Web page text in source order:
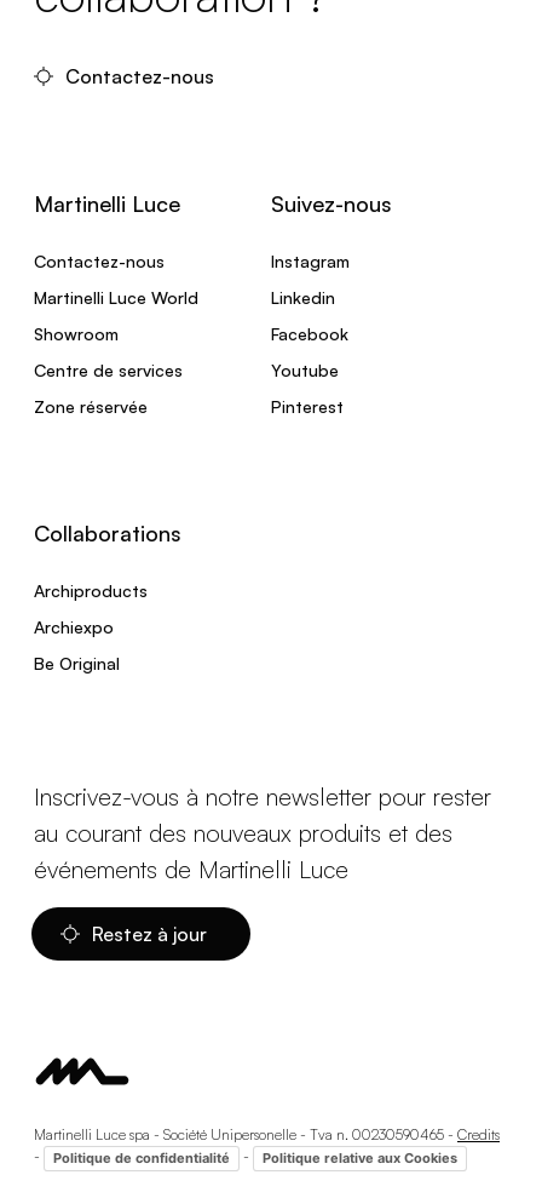
Contactez-nous
Martinelli Luce
Contactez-nous
Martinelli Luce World
Showroom
Centre de services
Zone réservée
Suivez-nous
Instagram
Linkedin
Facebook
Youtube
Pinterest
Collaborations
Archiproducts
Archiexpo
Be Original
Inscrivez-vous à notre newsletter pour rester
au courant des nouveaux produits et des
événements de Martinelli Luce
Restez à jour
Martinelli Luce spa - Société Unipersonelle - Tva n. 00230590465 - Credits
-
Politique de confidentialité - Politique relative aux Cookies